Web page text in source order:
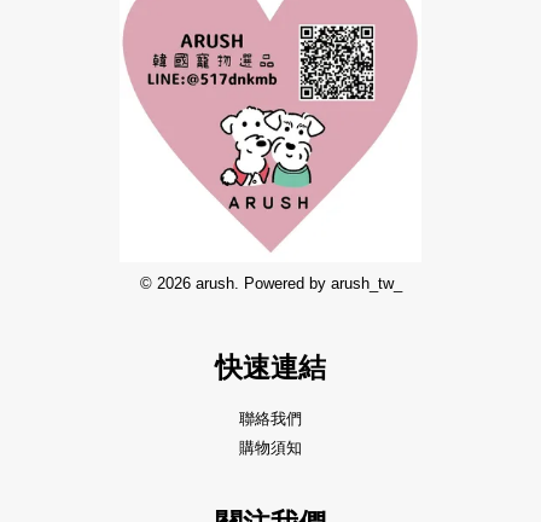
© 2026 arush. Powered by arush_tw_
快速連結
聯絡我們
購物須知